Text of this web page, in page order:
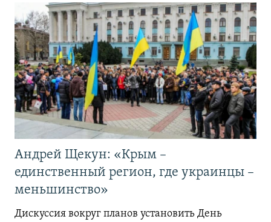
Андрей Щекун: «Крым –
единственный регион, где украинцы –
меньшинство»
Дискуссия вокруг планов установить День